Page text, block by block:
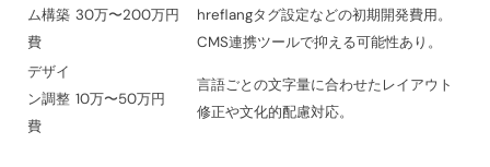
ム構築
費
30万〜200万円
hreflangタグ設定などの初期開発費用。
CMS連携ツールで抑える可能性あり。
デザイ
ン調整
費
10万〜50万円
言語ごとの文字量に合わせたレイアウト
修正や文化的配慮対応。